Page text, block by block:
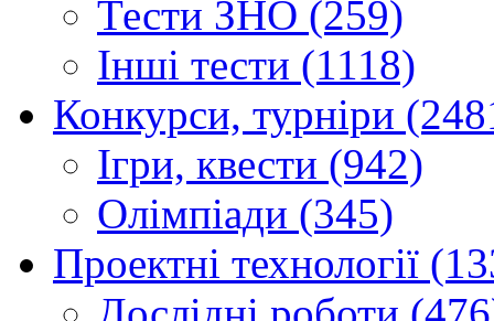
Тести ЗНО (259)
Інші тести (1118)
Конкурси, турніри
Ігри, квести (942)
Олімпіади (345)
Проектні технології